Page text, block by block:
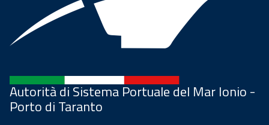
Autorità di Sistema Portuale del Mar Ionio -
Porto di Taranto